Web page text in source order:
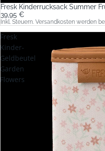
Fresk Kinderrucksack Summer
39,95 €
Inkl. Steuern. Versandkosten werden
Fresk
Kinder-
Geldbeutel
Garden
Flowers